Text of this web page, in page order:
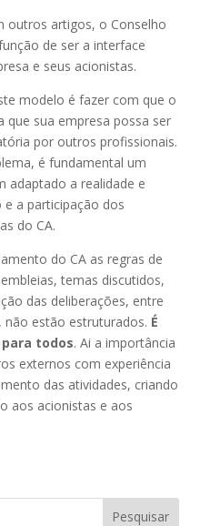
outros artigos, o Conselho
de ser a interface
e seus acionistas.
modelo é fazer com que o
que sua empresa possa ser
por outros profissionais.
é fundamental um
adaptado a realidade e
a participação dos
do CA.
do CA as regras de
temas discutidos,
das deliberações, entre
estão estruturados. É
todos. Ai a importância
externos com experiência
das atividades, criando
aos acionistas e aos
Pesquisar